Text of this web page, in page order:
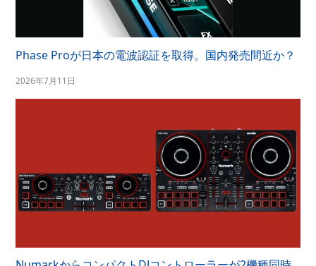
Phase Proが日本の電波認証を取得。国内発売間近か？
2026年7月11日